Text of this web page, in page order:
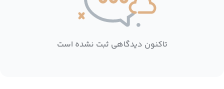
تاکنون دیدگاهی ثبت نشده است